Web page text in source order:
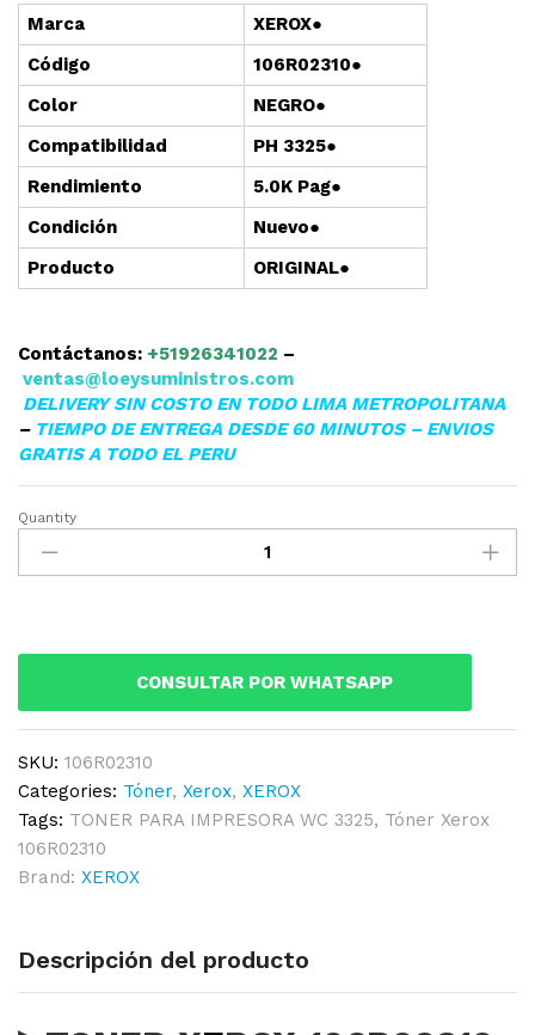
Marca
XEROX●
Código
106R02310●
Color
NEGRO●
Compatibilidad
PH 3325●
Rendimiento
5.0K Pag●
Condición
Nuevo●
Producto
ORIGINAL●
Contáctanos: +51926341022 –
ventas@loeysuministros.com
DELIVERY SIN COSTO EN TODO LIMA METROPOLITANA
– TIEMPO DE ENTREGA DESDE 60 MINUTOS – ENVIOS
GRATIS A TODO EL PERU
▷TONER
XEROX
106R02310
ORIGINAL
quantity
Quantity
CONSULTAR POR WHATSAPP
SKU: 106R02310
Categories: Tóner, Xerox, XEROX
Tags: TONER PARA IMPRESORA WC 3325, Tóner Xerox
106R02310
Brand: XEROX
Descripción del producto